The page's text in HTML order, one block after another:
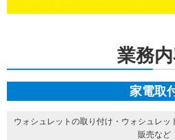
業務
家電取
ウォシュレットの取り付け・ウォシュレ
販売など